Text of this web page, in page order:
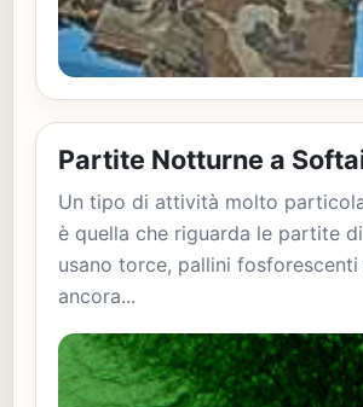
Partite Notturne a
Un tipo di attività molto
è quella che riguarda le partite
usano torce, pallini
ancora...